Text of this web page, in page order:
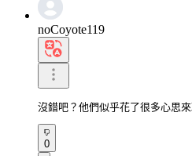
noCoyote119
沒錯吧？他們似乎花了很多心思來
0